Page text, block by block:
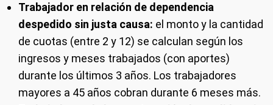
Trabajador en relación de dependencia
despedido sin justa causa: el monto y la cantidad
de cuotas (entre 2 y 12) se calculan según los
ingresos y meses trabajados (con aportes)
durante los últimos 3 años. Los trabajadores
mayores a 45 años cobran durante 6 meses más.